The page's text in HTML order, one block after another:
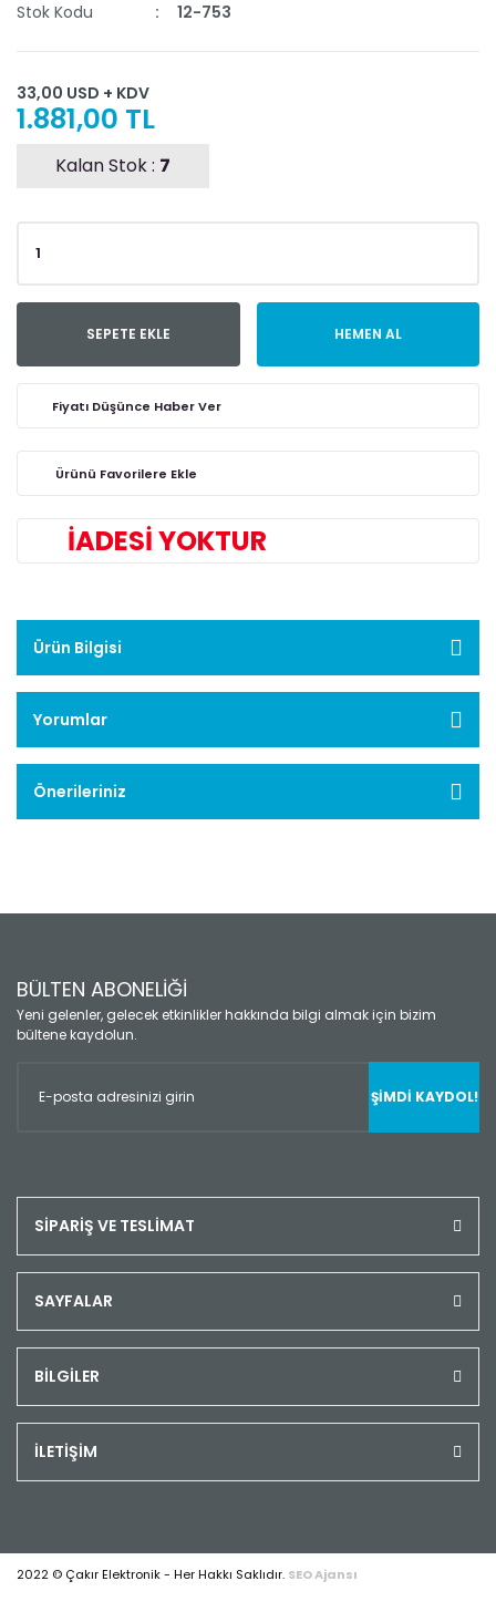
Stok Kodu
12-753
33,00 USD + KDV
1.881,00 TL
Kalan Stok : 7
SEPETE EKLE HEMEN AL
Fiyatı Düşünce Haber Ver
İADESİ YOKTUR
Ürün Bilgisi
Yorumlar
Önerileriniz
BÜLTEN ABONELİĞİ
Yeni gelenler, gelecek etkinlikler hakkında bilgi almak için bizim
bültene kaydolun.
ŞİMDİ KAYDOL!
SİPARİŞ VE TESLİMAT
SAYFALAR
BİLGİLER
İLETİŞİM
2022 © Çakır Elektronik - Her Hakkı Saklıdır. SEO Ajansı